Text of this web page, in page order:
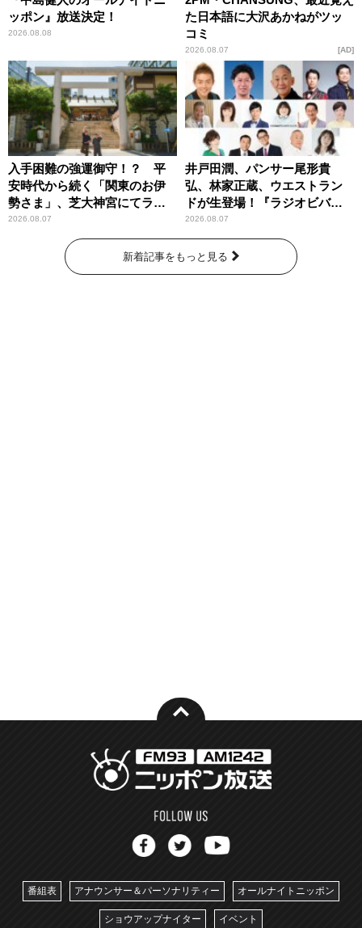
ッポン』放送決定！
2026.08.08
た日本語に大沢あかねがツッ
コミ
2026.08.07 AD
入手困難の強運御守！？ 平
安時代から続く「関東のお伊
勢さま」、芝大神宮にてラン
パンプスが合格祈願！
2026.08.07
井戸田潤、パンサー尾形貴
弘、林家正蔵、ウエストラン
ドが生登場！『ラジオビバリ
ー昼ズ』
2026.08.07
新着記事をもっと見る
番組表 アナウンサー＆パーソナリティー オールナイトニッポン
ショウアップナイター イベント